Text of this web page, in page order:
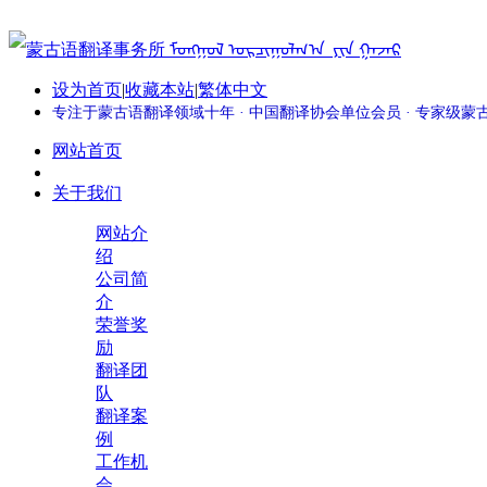
设为首页|收藏本站|繁体中文
专注于蒙古语翻译领域十年 · 中国翻译协会单位会员 · 专家级蒙
网站首页
关于我们
网站介
绍
公司简
介
荣誉奖
励
翻译团
队
翻译案
例
工作机